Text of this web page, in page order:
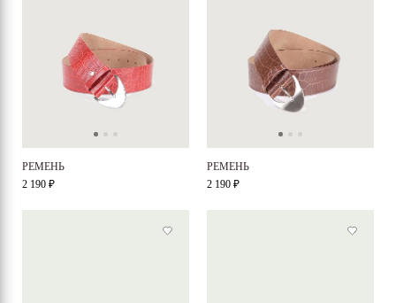
РЕМЕНЬ
2 190 ₽
РЕМЕНЬ
2 190 ₽